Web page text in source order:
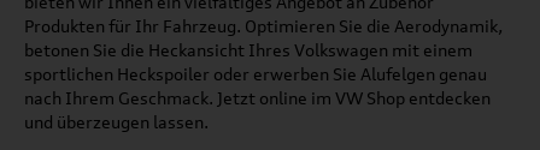
Produkten für Ihr Fahrzeug. Optimieren Sie die Aerodynamik,
betonen Sie die Heckansicht Ihres Volkswagen mit einem
sportlichen Heckspoiler oder erwerben Sie Alufelgen genau
nach Ihrem Geschmack. Jetzt online im VW Shop entdecken
und überzeugen lassen.